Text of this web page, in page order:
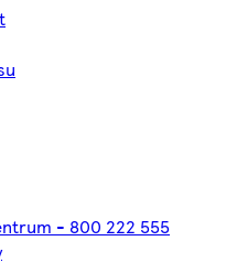
- 800 222 555